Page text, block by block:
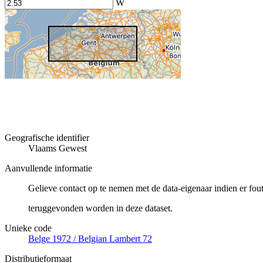
W
Geografische identifier
Vlaams Gewest
Aanvullende informatie
Gelieve contact op te nemen met de data-eigenaar indien er
teruggevonden worden in deze dataset.
Unieke code
Belge 1972 / Belgian Lambert 72
Distributieformaat